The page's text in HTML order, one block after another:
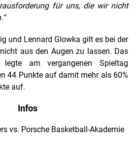
für uns, die wir nicht
und Lennard Glowka gilt es bei der
aus den Augen zu lassen. Das
legte am vergangenen Spieltag
44 Punkte auf damit mehr als 60%
auf.
Infos
vs. Porsche Basketball-Akademie